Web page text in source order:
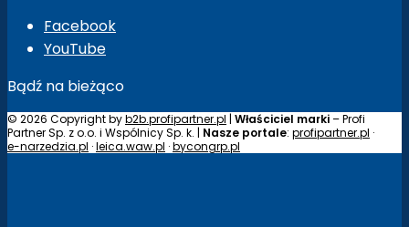
Facebook
YouTube
Bądź na bieżąco
© 2026 Copyright byb2b.profipartner.pl | Właściciel marki– Profi
Partner Sp. z o.o. i Wspólnicy Sp. k. | Nasze portale: profipartner.pl ·
e-narzedzia.pl ·leica.waw.pl ·bycongrp.pl